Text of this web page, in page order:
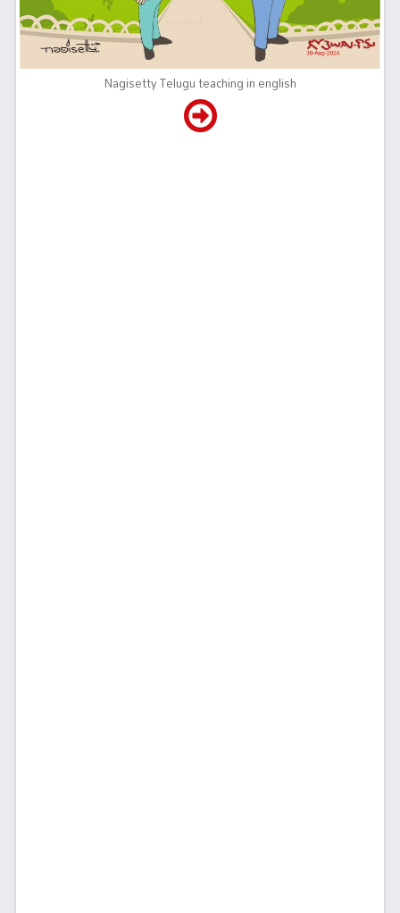
Nagisetty Telugu teaching in english